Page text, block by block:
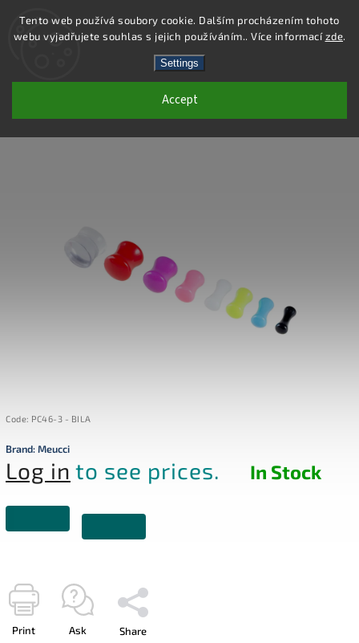
Tento web používá soubory cookie. Dalším procházením tohoto
webu vyjadřujete souhlas s jejich používáním.. Více informacízde.
Settings
Accept
Search
PC46-3 - PIERCING PLUG - BÍLÁ - 3 MM
Code: PC46-3 - BILA
Brand:Meucci
Log in to see prices. In Stock
Print Ask Share